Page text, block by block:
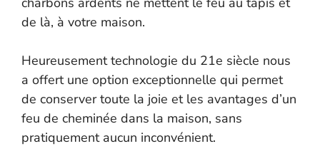
de là, à votre maison.
Heureusement technologie du 21e siècle nous
a offert une option exceptionnelle qui permet
de conserver toute la joie et les avantages d’un
feu de cheminée dans la maison, sans
pratiquement aucun inconvénient.